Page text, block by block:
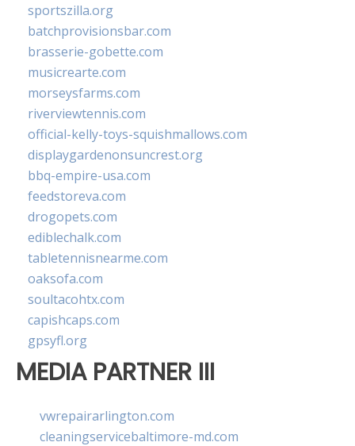
sportszilla.org
batchprovisionsbar.com
brasserie-gobette.com
musicrearte.com
morseysfarms.com
riverviewtennis.com
official-kelly-toys-squishmallows.com
displaygardenonsuncrest.org
bbq-empire-usa.com
feedstoreva.com
drogopets.com
ediblechalk.com
tabletennisnearme.com
oaksofa.com
soultacohtx.com
capishcaps.com
gpsyfl.org
MEDIA PARTNER III
vwrepairarlington.com
cleaningservicebaltimore-md.com